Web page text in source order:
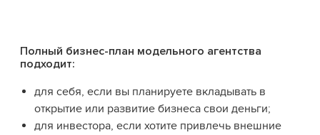
Полный бизнес-план модельного агентства
подходит:
для себя, если вы планируете вкладывать в
открытие или развитие бизнеса свои деньги;
для инвестора, если хотите привлечь внешние